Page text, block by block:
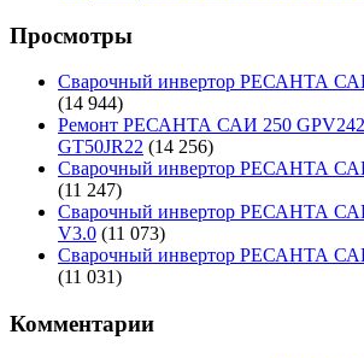
Просмотры
Сварочный инвертор РЕСАНТА
(14 944)
Ремонт РЕСАНТА САИ 250
GT50JR22 (14 256)
Сварочный инвертор РЕСАНТА
(11 247)
Сварочный инвертор РЕСАНТА
V3.0 (11 073)
Сварочный инвертор РЕСАНТА
(11 031)
Комментарии